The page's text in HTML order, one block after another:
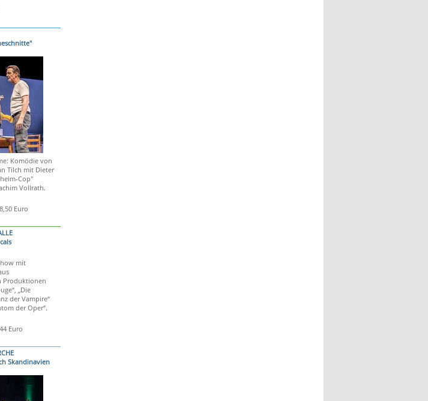
Komödie von
Tilch mit Dieter
Cop"
Vollrath.
Euro
mit
Produktionen
„Die
der Vampire“
der Oper“.
Euro
Skandinavien